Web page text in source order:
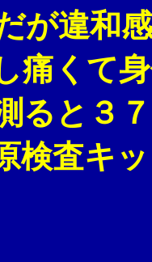
が違和
て身体
ると３
キット